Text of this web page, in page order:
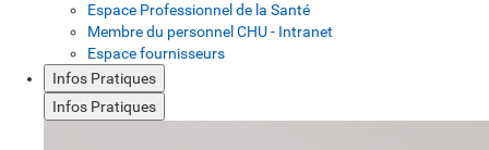
Espace Professionnel de la Santé
Membre du personnel CHU - Intranet
Espace fournisseurs
Infos Pratiques
Infos Pratiques